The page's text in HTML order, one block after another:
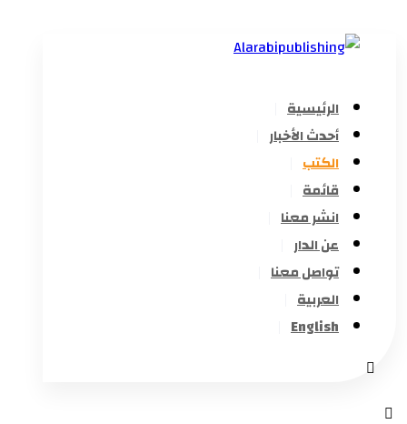
الرئيسية
أحدث الأخبار
الكتب
قائمة
انشر معنا
عن الدار
تواصل معنا
العربية
English